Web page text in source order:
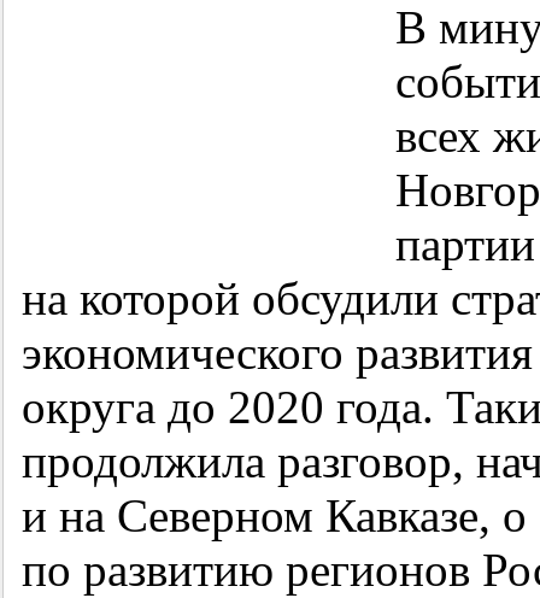
В
всех
на которой обсудили
экономического
округа до 2020 года.
продолжила разговор,
и на Северном Кавказе, о
по развитию регионов